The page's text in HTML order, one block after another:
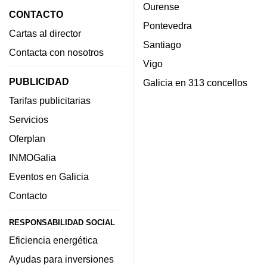
CONTACTO
Cartas al director
Contacta con nosotros
PUBLICIDAD
Tarifas publicitarias
Servicios
Oferplan
INMOGalia
Eventos en Galicia
Contacto
RESPONSABILIDAD SOCIAL
Eficiencia energética
Ayudas para inversiones
Ourense
Pontevedra
Santiago
Vigo
Galicia en 313 concellos